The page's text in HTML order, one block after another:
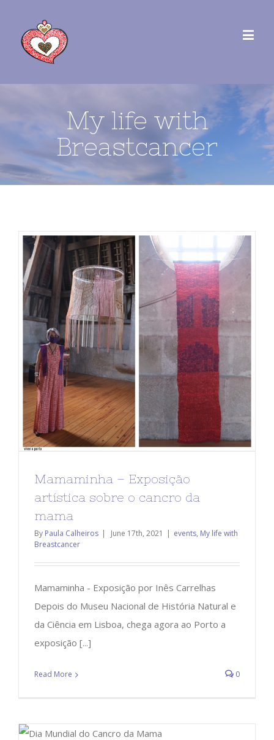
My life with
Breastcancer
Mamaminha – Exposição
artística sobre o cancro da
mama
By Paula Calheiros | June 17th, 2021 | events, My life with
Breastcancer
Mamaminha - Exposição por Inês Carrelhas
Depois do Museu Nacional de História Natural e
da Ciência em Lisboa, chega agora ao Porto a
exposição [...]
Read More 0